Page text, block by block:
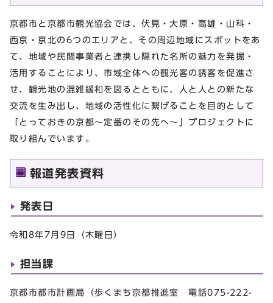
京都市と京都市観光協会では、伏見・大原・高雄・山科・
西京・京北の6つのエリアと、その周辺地域にスポットをあ
て、地域や民間事業者と連携し隠れた名所の魅力を発掘・
活用することにより、市域全体への観光客の誘客を促進さ
せ、観光地の混雑緩和を図るとともに、人と人との新たな
交流を生み出し、地域の活性化に繋げることを目的として
「とっておきの京都～定番のその先へ～」プロジェクトに
取り組んでいます。
報道発表資料
発表日
令和8年7月9日（木曜日）
担当課
京都市都市計画局（歩くまち京都推進室 電話075-222-